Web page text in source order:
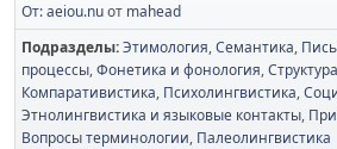
От: aeiou.nuот mahead
Подразделы Этимология Семантика
процессы Фонетика и фонология
Компаративистика Психолингвистика
Этнолингвистика и языковые контакты
Вопросы терминологии Палеолингвистика